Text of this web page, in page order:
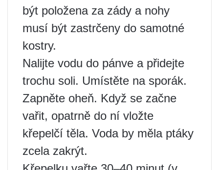
být položena za zády a nohy
musí být zastrčeny do samotné
kostry.
Nalijte vodu do pánve a přidejte
trochu soli. Umístěte na sporák.
Zapněte oheň. Když se začne
vařit, opatrně do ní vložte
křepelčí těla. Voda by měla ptáky
zcela zakrýt.